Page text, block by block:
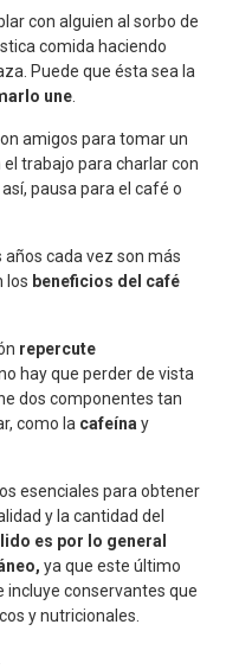
con alguien al sorbo de
comida haciendo
Puede que ésta sea la
une
amigos para tomar un
trabajo para charlar con
pausa para el café o
cada vez son más
los beneficios del café
repercute
hay que perder de vista
dos componentes tan
como la cafeína y
esenciales para obtener
y la cantidad del
es por lo general
ya que este último
incluye conservantes que
y nutricionales.